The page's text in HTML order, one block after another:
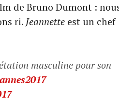
de Bruno Dumont :
ri. Jeannette est un chef
masculine pour son